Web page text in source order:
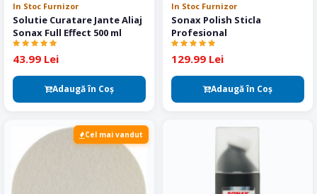
In Stoc Furnizor
Solutie Curatare Jante Aliaj
Sonax Full Effect 500 ml
43.99 Lei
Adaugă în Coş
In Stoc Furnizor
Sonax Polish Sticla
Profesional
129.99 Lei
Adaugă în Coş
Cel mai vandut